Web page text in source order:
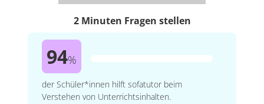
2 Minuten Fragen stellen
94%
der Schüler*innen hilft sofatutor beim
Verstehen von Unterrichtsinhalten.